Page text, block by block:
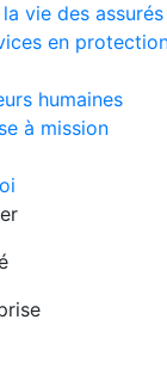
vie des assurés
en
humaines
à mission